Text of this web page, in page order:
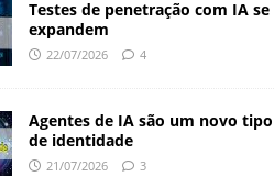
Testes de penetração com IA se
expandem
22/07/2026 4
Agentes de IA são um novo tipo
de identidade
21/07/2026 3